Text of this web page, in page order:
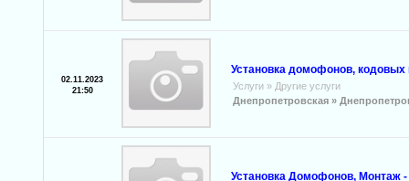
02.11.2023
21:50
Установка домофонов,
Услуги » Другие услуги
Днепропетровская »
Установка Домофонов, Монтаж -